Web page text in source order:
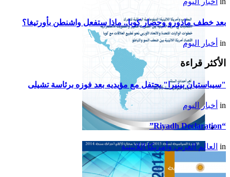
تقرير أمريكا اللاتينية لسنة
2015
بعد خطف مادورو وحصار كوبا.. ماذا ستفعل واشنطن بأورتيغا؟
in أخبار اليوم
الأكثر قراءة
"سيباستيان بينيرا" يحتفل مع مؤيديه بعد فوزه برئاسة تشيلى
in أخبار اليوم
“Riyadh Declaration”
in العالم العربي وأمريكا اللاتينية